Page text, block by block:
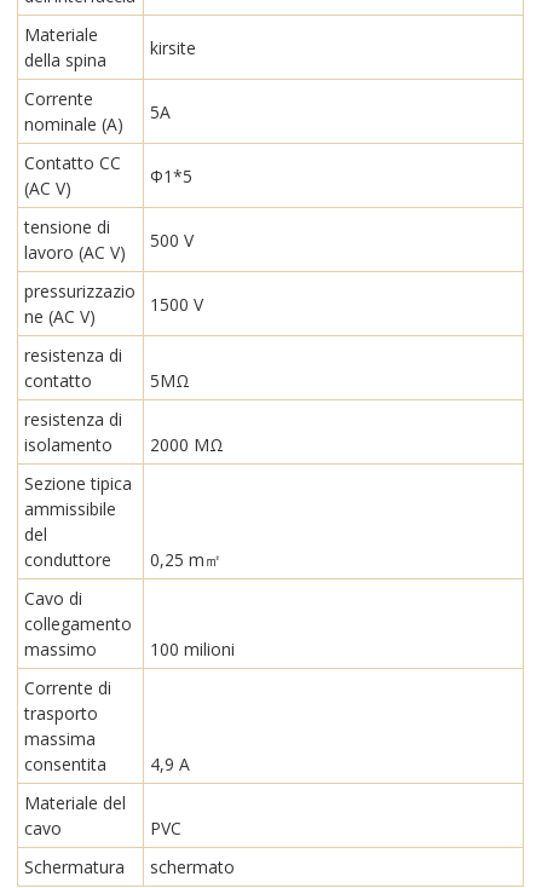
Materiale
della spina
kirsite
Corrente
nominale (A)
5A
Contatto CC
(AC V)
Φ1*5
tensione di
lavoro (AC V)
500 V
pressurizzazio
ne (AC V)
1500 V
resistenza di
contatto
5MΩ
resistenza di
isolamento
2000 MΩ
Sezione tipica
ammissibile
del
conduttore
0,25 m㎡
Cavo di
collegamento
massimo
100 milioni
Corrente di
trasporto
massima
consentita
4,9 A
Materiale del
cavo
PVC
Schermatura
schermato